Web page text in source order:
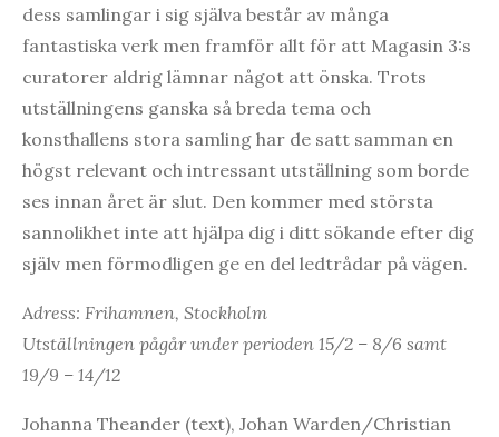
dess samlingar i sig själva består av många
fantastiska verk men framför allt för att Magasin 3:s
curatorer aldrig lämnar något att önska. Trots
utställningens ganska så breda tema och
konsthallens stora samling har de satt samman en
högst relevant och intressant utställning som borde
ses innan året är slut. Den kommer med största
sannolikhet inte att hjälpa dig i ditt sökande efter dig
själv men förmodligen ge en del ledtrådar på vägen.
Adress: Frihamnen, Stockholm
Utställningen pågår under perioden 15/2 – 8/6 samt
19/9 – 14/12
Johanna Theander (text), Johan Warden/Christian